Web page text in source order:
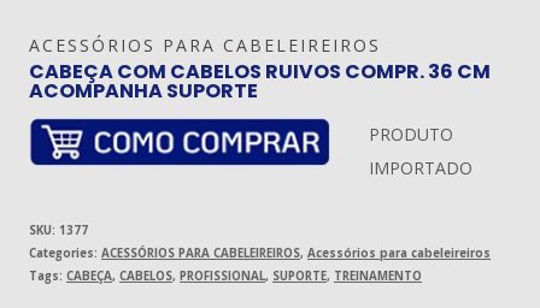
ACESSÓRIOS PARA CABELEIREIROS
CABEÇA COM CABELOS RUIVOS COMPR. 36 CM
ACOMPANHA SUPORTE
PRODUTO
IMPORTADO
SKU: 1377
Categories: ACESSÓRIOS PARA CABELEIREIROS, Acessórios para cabeleireiros
Tags: CABEÇA, CABELOS, PROFISSIONAL, SUPORTE, TREINAMENTO